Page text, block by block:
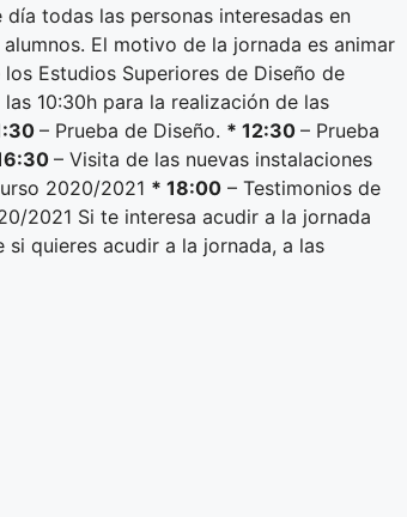
todas las personas interesadas en
El motivo de la jornada es animar
Estudios Superiores de Diseño de
10:30h para la realización de las
– Prueba de Diseño. * 12:30 – Prueba
– Visita de las nuevas instalaciones
2020/2021 * 18:00 – Testimonios de
2021 Si te interesa acudir a la jornada
quieres acudir a la jornada, a las